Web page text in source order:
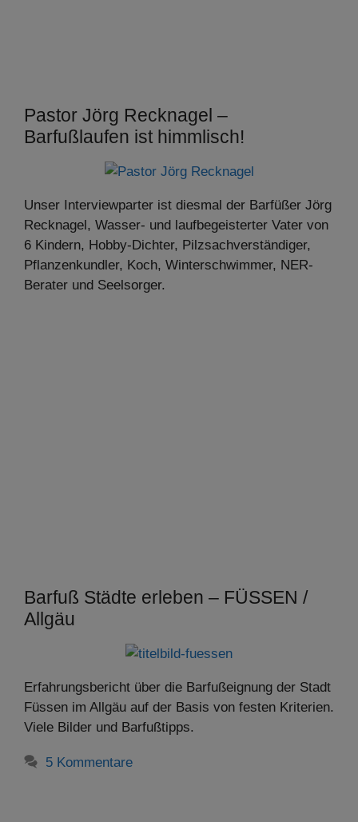
Pastor Jörg Recknagel –
Barfußlaufen ist himmlisch!
Unser Interviewparter ist diesmal der Barfüßer Jörg
Recknagel, Wasser- und laufbegeisterter Vater von
6 Kindern, Hobby-Dichter, Pilzsachverständiger,
Pflanzenkundler, Koch, Winterschwimmer, NER-
Berater und Seelsorger.
Barfuß Städte erleben – FÜSSEN /
Allgäu
Erfahrungsbericht über die Barfußeignung der Stadt
Füssen im Allgäu auf der Basis von festen Kriterien.
Viele Bilder und Barfußtipps.
5 Kommentare